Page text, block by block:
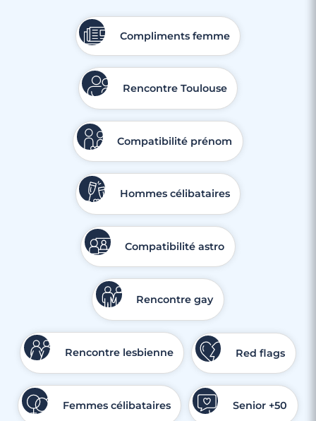
3 minutes
Rencontre à Malakoff
Compliments femme
Rencontre Toulouse
Compatibilité prénom
Hommes célibataires
Compatibilité astro
Rencontre gay
Rencontre lesbienne Red flags
Femmes célibataires Senior +50